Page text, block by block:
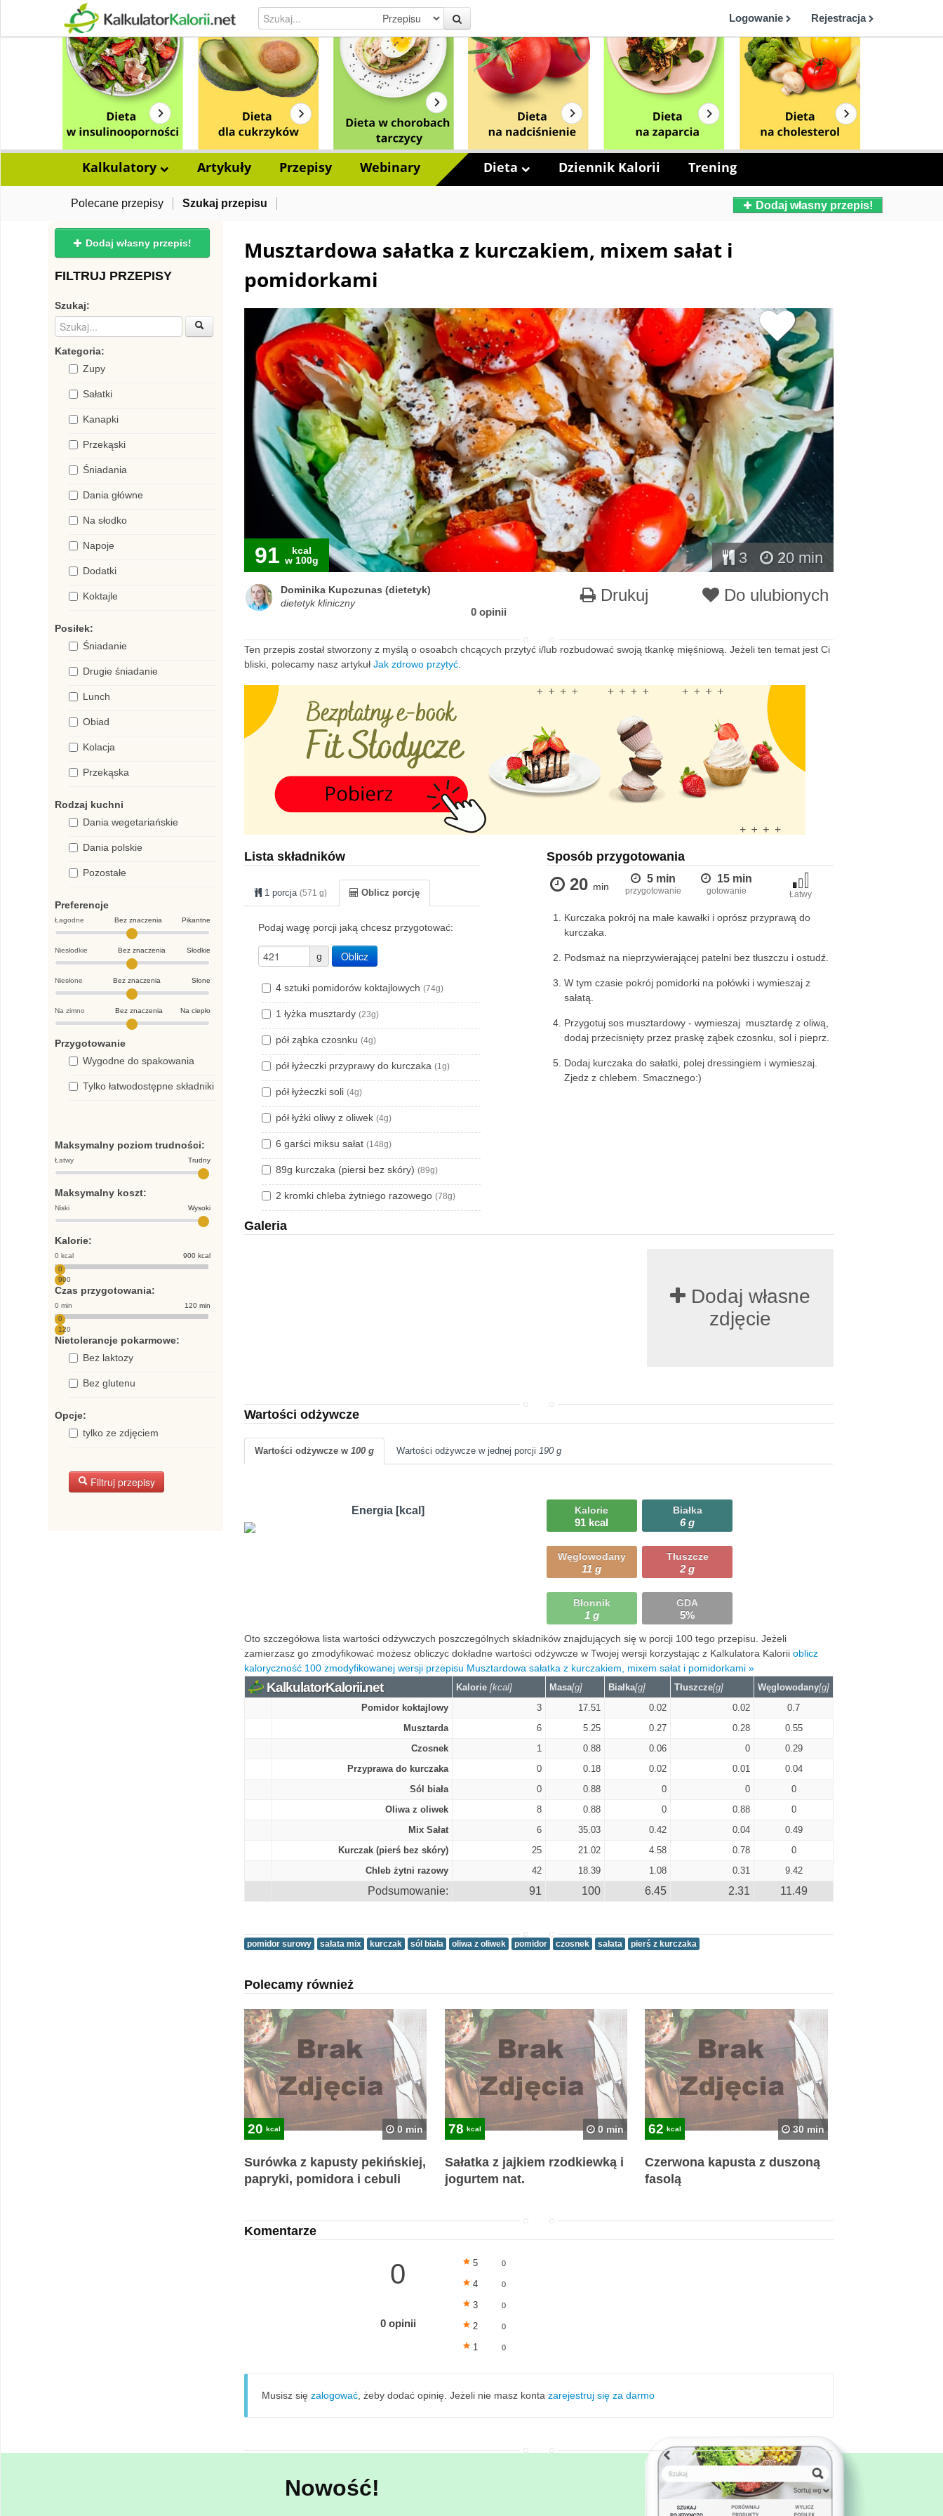
Logowanie Rejestracja
Kalkulatory Artykuły Przepisy Webinary Dieta Dziennik Kalorii Trening
Polecane przepisy Szukaj przepisu Dodaj własny przepis!
Dodaj własny przepis!
FILTRUJ PRZEPISY
Szukaj:
Kategoria:
Zupy
Sałatki
Kanapki
Przekąski
Śniadania
Dania główne
Na słodko
Napoje
Dodatki
Koktajle
Posiłek:
Śniadanie
Drugie śniadanie
Lunch
Obiad
Kolacja
Przekąska
Rodzaj kuchni
Dania wegetariańskie
Dania polskie
Pozostałe
Preferencje
Łagodne Pikantne
Bez znaczenia
Niesłodkie Słodkie
Bez znaczenia
Niesłone Słone
Bez znaczenia
Na zimno Na ciepło
Bez znaczenia
Przygotowanie
Wygodne do spakowania
Tylko łatwodostępne składniki
Maksymalny poziom trudności:
Łatwy Trudny
Maksymalny koszt:
Niski Wysoki
Kalorie:
0 kcal
900 kcal
0
900
Czas przygotowania:
0 min
120 min
0
120
Nietolerancje pokarmowe:
Bez laktozy
Bez glutenu
Opcje:
tylko ze zdjęciem
Filtruj przepisy
Musztardowa sałatka z kurczakiem, mixem sałat i
pomidorkami
91
kcal
w 100g
3 20 min
Dominika Kupczunas (dietetyk)
dietetyk kliniczny
0 opinii
Drukuj Do ulubionych
Ten przepis został stworzony z myślą o osoabch chcących przytyć i/lub rozbudować swoją tkankę mięśniową. Jeżeli ten temat jest Ci
bliski, polecamy nasz artykuł Jak zdrowo przytyć
Lista składników
1 porcja (571 g) Oblicz porcję
Podaj wagę porcji jaką chcesz przygotować:
g Oblicz
4 sztuki pomidorów koktajlowych (74g)
1 łyżka musztardy (23g)
pół ząbka czosnku (4g)
pół łyżeczki przyprawy do kurczaka (1g)
pół łyżeczki soli (4g)
pół łyżki oliwy z oliwek (4g)
6 garści miksu sałat (148g)
89g kurczaka (piersi bez skóry) (89g)
2 kromki chleba żytniego razowego (78g)
Sposób przygotowania
20 min
5 min
przygotowanie
15 min
gotowanie Łatwy
Kurczaka pokrój na małe kawałki i oprósz przyprawą do
kurczaka.
Podsmaż na nieprzywierającej patelni bez tłuszczu i ostudź.
W tym czasie pokrój pomidorki na połówki i wymieszaj z
sałatą.
Przygotuj sos musztardowy - wymieszaj musztardę z oliwą,
dodaj przecisnięty przez praskę ząbek czosnku, sol i pieprz.
Dodaj kurczaka do sałatki, polej dressingiem i wymieszaj.
Zjedz z chlebem. Smacznego:)
Galeria
Dodaj własne
zdjęcie
Wartości odżywcze
Wartości odżywcze w 100 g Wartości odżywcze w jednej porcji 190 g
Energia [kcal] Kalorie
91 kcal
Białka
6 g
Węglowodany
11 g
Tłuszcze
2 g
Błonnik
1 g
GDA
5%
Oto szczegółowa lista wartości odżywczych poszczególnych składników znajdujących się w porcji 100 tego przepisu. Jeżeli
zamierzasz go zmodyfikować możesz obliczyc dokładne wartości odżywcze w Twojej wersji korzystając z Kalkulatora Kalorii oblicz
kaloryczność 100 zmodyfikowanej wersji przepisu Musztardowa sałatka z kurczakiem, mixem sałat i pomidorkami »
KalkulatorKalorii.net Kalorie [kcal] Masa[g] Białka[g] Tłuszcze[g] Węglowodany[g]
Pomidor koktajlowy
3 17.51 0.02 0.02
0.7
Musztarda
6 5.25 0.27 0.28
0.55
Czosnek
1 0.88 0.06 0
0.29
Przyprawa do kurczaka
0 0.18 0.02 0.01
0.04
Sól biała
0 0.88 0 0
0
Oliwa z oliwek
8 0.88 0 0.88
0
Mix Sałat
6 35.03 0.42 0.04
0.49
Kurczak (pierś bez skóry)
25 21.02 4.58 0.78
0
Chleb żytni razowy
42 18.39 1.08 0.31 9.42
Podsumowanie: 91 100 6.45 2.31 11.49
pomidor surowy sałata mix kurczak sól biała oliwa z oliwek pomidor czosnek sałata pierś z kurczaka
Polecamy również
20 kcal 0 min
Surówka z kapusty pekińskiej,
papryki, pomidora i cebuli
78 kcal 0 min
Sałatka z jajkiem rzodkiewką i
jogurtem nat.
62 kcal 30 min
Czerwona kapusta z duszoną
fasolą
Komentarze
0
0 opinii
5 0
4 0
3 0
2 0
1 0
Musisz się zalogować , żeby dodać opinię. Jeżeli nie masz konta zarejestruj się za darmo
Nowość!